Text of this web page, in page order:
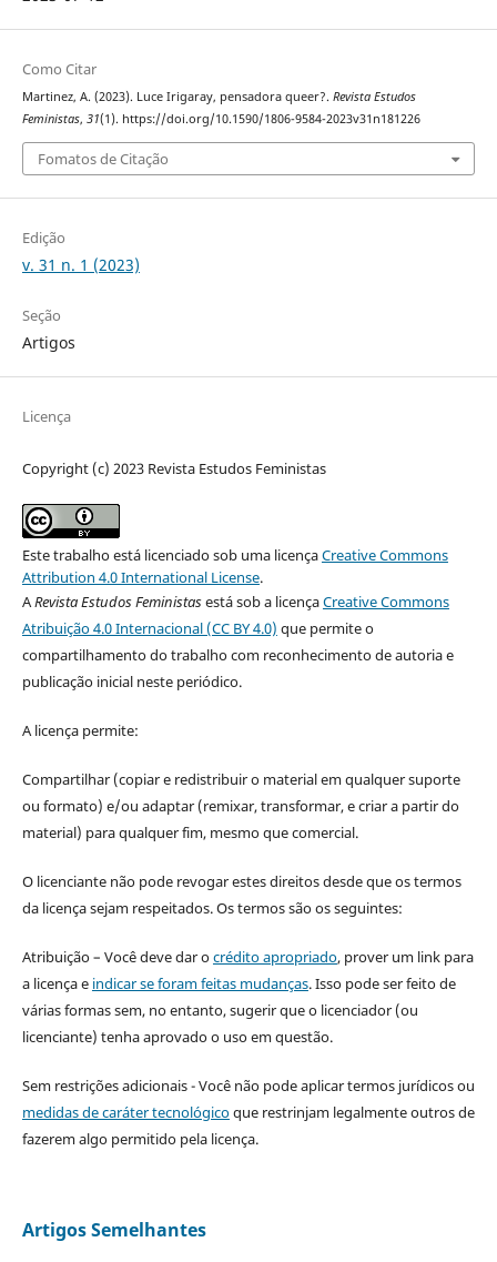
Como Citar
Martinez, A. (2023). Luce Irigaray, pensadora queer?. Revista Estudos
Feministas, 31(1). https://doi.org/10.1590/1806-9584-2023v31n181226
Fomatos de Citação
Edição
v. 31 n. 1 (2023)
Seção
Artigos
Licença
Copyright (c) 2023 Revista Estudos Feministas
Este trabalho está licenciado sob uma licençaCreative Commons
Attribution 4.0 International License.
ARevista Estudos Feministasestá sob a licençaCreative Commons
Atribuição 4.0 Internacional (CC BY 4.0) que permite o
compartilhamento do trabalho com reconhecimento de autoria e
publicação inicial neste periódico.
A licença permite:
Compartilhar (copiar e redistribuir o material em qualquer suporte
ou formato) e/ou adaptar (remixar, transformar, e criar a partir do
material) para qualquer fim, mesmo que comercial.
O licenciante não pode revogar estes direitos desde que os termos
da licença sejam respeitados. Os termos são os seguintes:
Atribuição – Você deve dar ocrédito apropriado, prover um link para
a licença e indicar se foram feitas mudanças. Isso pode ser feito de
várias formas sem, no entanto, sugerir que o licenciador (ou
licenciante) tenha aprovado o uso em questão.
Sem restrições adicionais - Você não pode aplicar termos jurídicos ou
medidas de caráter tecnológicoque restrinjam legalmente outros de
fazerem algo permitido pela licença.
Artigos Semelhantes